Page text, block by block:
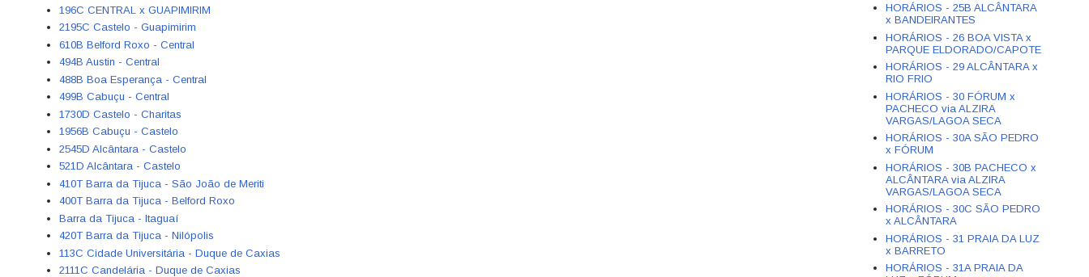
196C CENTRAL x GUAPIMIRIM
2195C Castelo - Guapimirim
610B Belford Roxo - Central
494B Austin - Central
488B Boa Esperança - Central
499B Cabuçu - Central
1730D Castelo - Charitas
1956B Cabuçu - Castelo
2545D Alcântara - Castelo
521D Alcântara - Castelo
410T Barra da Tijuca - São João de Meriti
400T Barra da Tijuca - Belford Roxo
Barra da Tijuca - Itaguaí
420T Barra da Tijuca - Nilópolis
113C Cidade Universitária - Duque de Caxias
2111C Candelária - Duque de Caxias
HORÁRIOS - 25B ALCÂNTARA
x BANDEIRANTES
HORÁRIOS - 26 BOA VISTA x
PARQUE ELDORADO/CAPOTE
HORÁRIOS - 29 ALCÂNTARA x
RIO FRIO
HORÁRIOS - 30 FÓRUM x
PACHECO via ALZIRA
VARGAS/LAGOA SECA
HORÁRIOS - 30A SÃO PEDRO
x FÓRUM
HORÁRIOS - 30B PACHECO x
ALCÂNTARA via ALZIRA
VARGAS/LAGOA SECA
HORÁRIOS - 30C SÃO PEDRO
x ALCÂNTARA
HORÁRIOS - 31 PRAIA DA LUZ
x BARRETO
HORÁRIOS - 31A PRAIA DA